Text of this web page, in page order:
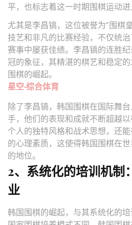
平，也标志着这一时期围棋运动进
尤其是李昌镐，这位被誉为“围棋
技艺和非凡的比赛经验，不仅统
赛事中屡获佳绩。李昌镐的连胜
冠的象征，其精湛的棋艺和稳定
围棋的崛起。
星空·综合体育
除了李昌镐，韩国围棋在国际舞
手，他们的表现和成就不断超越
个人的独特风格和战术思想，还
的心理素质，这使得韩国围棋在
的地位。
2、系统化的培训机制
业
韩国围棋的崛起，与其系统化的